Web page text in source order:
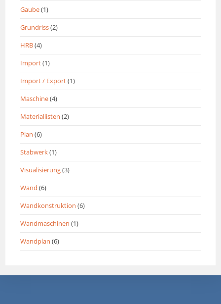
Gaube(1)
Grundriss(2)
HRB(4)
Import(1)
Import / Export(1)
Maschine(4)
Materiallisten (2)
Plan (6)
Stabwerk(1)
Visualisierung(3)
Wand (6)
Wandkonstruktion (6)
Wandmaschinen (1)
Wandplan (6)